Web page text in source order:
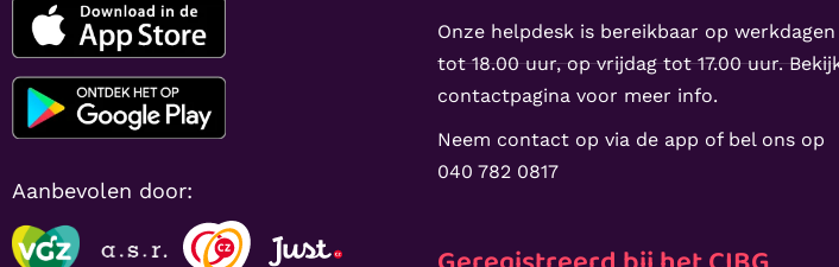
Aanbevolen door:
Onze helpdesk is bereikbaar op werkdagen
tot 18.00 uur, op vrijdag tot 17.00 uur.
contactpagina voor meer info.
Neem contact op via de app of bel ons op
040 782 0817